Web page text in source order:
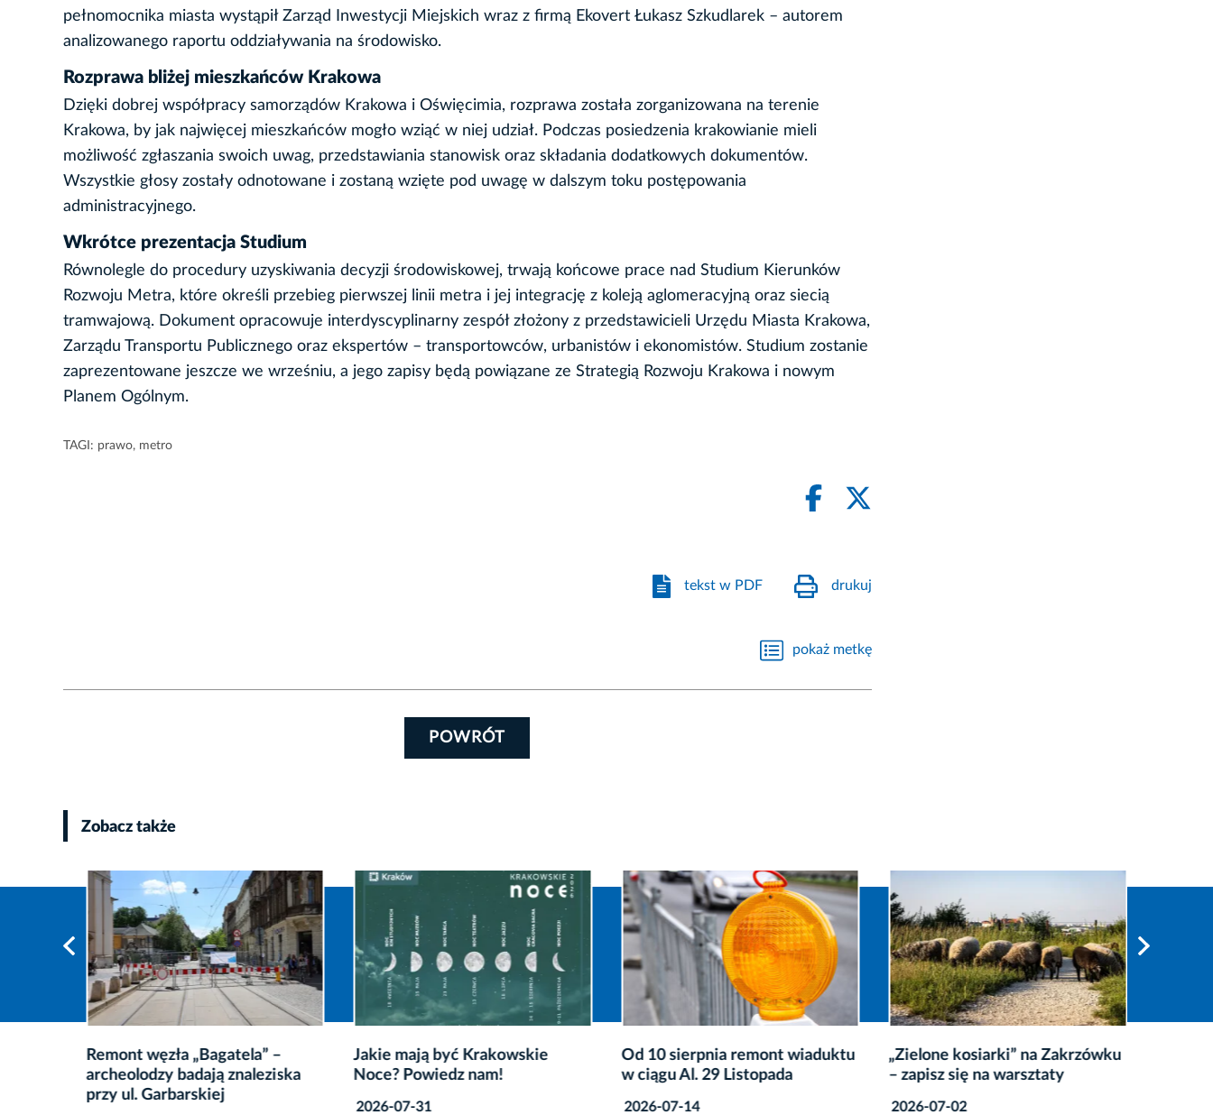
pełnomocnika miasta wystąpił Zarząd Inwestycji Miejskich wraz z firmą Ekovert Łukasz Szkudlarek – autorem
analizowanego raportu oddziaływania na środowisko.
Rozprawa bliżej mieszkańców Krakowa
Dzięki dobrej współpracy samorządów Krakowa i Oświęcimia, rozprawa została zorganizowana na terenie
Krakowa, by jak najwięcej mieszkańców mogło wziąć w niej udział. Podczas posiedzenia krakowianie mieli
możliwość zgłaszania swoich uwag, przedstawiania stanowisk oraz składania dodatkowych dokumentów.
Wszystkie głosy zostały odnotowane i zostaną wzięte pod uwagę w dalszym toku postępowania
administracyjnego.
Wkrótce prezentacja Studium
Równolegle do procedury uzyskiwania decyzji środowiskowej, trwają końcowe prace nad Studium Kierunków
Rozwoju Metra, które określi przebieg pierwszej linii metra i jej integrację z koleją aglomeracyjną oraz siecią
tramwajową. Dokument opracowuje interdyscyplinarny zespół złożony z przedstawicieli Urzędu Miasta Krakowa,
Zarządu Transportu Publicznego oraz ekspertów – transportowców, urbanistów i ekonomistów. Studium zostanie
zaprezentowane jeszcze we wrześniu, a jego zapisy będą powiązane ze Strategią Rozwoju Krakowa i nowym
Planem Ogólnym.
TAGI: prawo, metro
tekst w PDF drukuj
pokaż metkę
POWRÓT
Zobacz także
Remont węzła „Bagatela” –
archeolodzy badają znaleziska
przy ul. Garbarskiej
Jakie mają być Krakowskie
Noce? Powiedz nam!
2026-07-31
Od 10 sierpnia remont wiaduktu
w ciągu Al. 29 Listopada
2026-07-14
„Zielone kosiarki” na Zakrzówku
– zapisz się na warsztaty
2026-07-02